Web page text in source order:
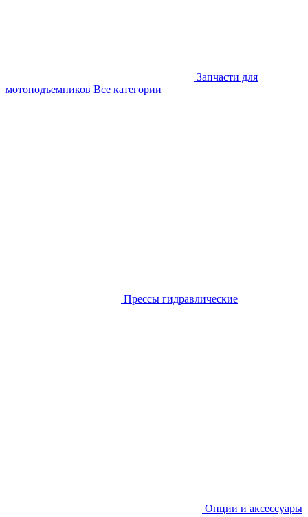
Запчасти для
мотоподъемников Все категории
Прессы гидравлические
Опции и аксессуары